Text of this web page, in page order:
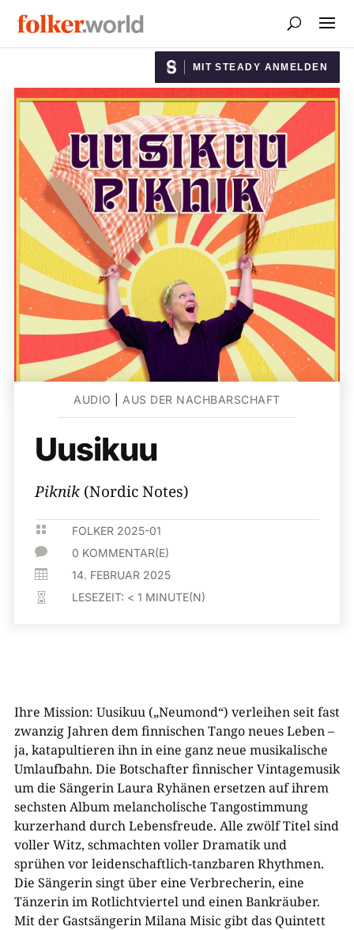
MIT STEADY ANMELDEN
AUDIO AUS DER NACHBARSCHAFT
Uusikuu
Piknik(Nordic Notes)
 FOLKER 2025-01
 0 KOMMENTAR(E)
 14. FEBRUAR 2025
 LESEZEIT: < 1 MINUTE(N)
Ihre Mission: Uusikuu („Neumond“) verleihen seit fast
zwanzig Jahren dem finnischen Tango neues Leben –
ja, katapultieren ihn in eine ganz neue musikalische
Umlaufbahn. Die Botschafter finnischer Vintagemusik
um die Sängerin Laura Ryhänen ersetzen auf ihrem
sechsten Album melancholische Tangostimmung
kurzerhand durch Lebensfreude. Alle zwölf Titel sind
voller Witz, schmachten voller Dramatik und
sprühen vor leidenschaftlich-tanzbaren Rhythmen.
Die Sängerin singt über eine Verbrecherin, eine
Tänzerin im Rotlichtviertel und einen Bankräuber.
Mit der Gastsängerin Milana Misic gibt das Quintett